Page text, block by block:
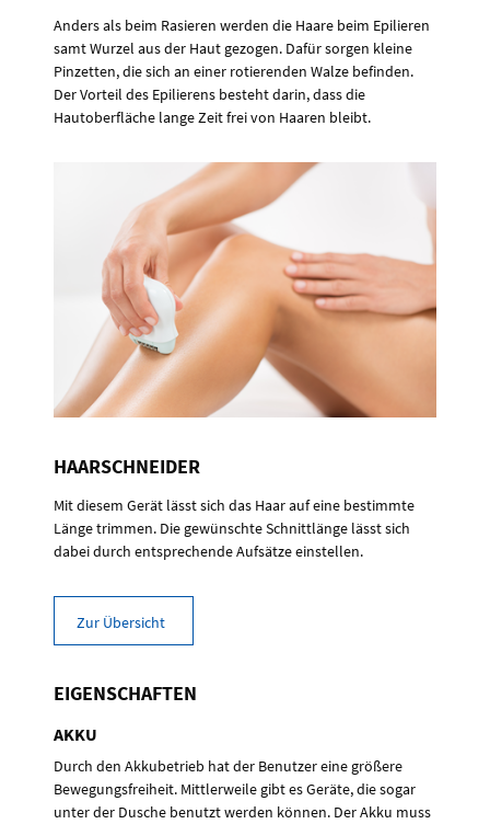
Anders als beim Rasieren werden die Haare beim Epilieren
samt Wurzel aus der Haut gezogen. Dafür sorgen kleine
Pinzetten, die sich an einer rotierenden Walze befinden.
Der Vorteil des Epilierens besteht darin, dass die
Hautoberfläche lange Zeit frei von Haaren bleibt.
HAARSCHNEIDER
Mit diesem Gerät lässt sich das Haar auf eine bestimmte
Länge trimmen. Die gewünschte Schnittlänge lässt sich
dabei durch entsprechende Aufsätze einstellen.
Zur Übersicht
EIGENSCHAFTEN
AKKU
Durch den Akkubetrieb hat der Benutzer eine größere
Bewegungsfreiheit. Mittlerweile gibt es Geräte, die sogar
unter der Dusche benutzt werden können. Der Akku muss